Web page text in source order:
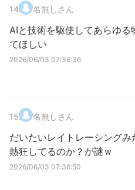
14. 名無しさん
AIと技術を駆使してあらゆ
てほしい
2026/06/03 07:36:36
15. 名無しさん
だいたいレイトレーシング
熱狂してるのか？が謎ｗ
2026/06/03 07:36:50